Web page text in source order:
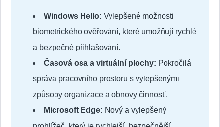
Windows Hello: Vylepšené možnosti
biometrického ověřování, které umožňují rychlé
a bezpečné přihlašování.
Časová osa a virtuální plochy: Pokročilá
správa pracovního prostoru s vylepšenými
způsoby organizace a obnovy činností.
Microsoft Edge: Nový a vylepšený